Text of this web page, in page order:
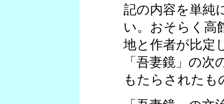
記の内容を単純
い。おそらく高
地と作者が比定
「吾妻鏡」の
もたらされた